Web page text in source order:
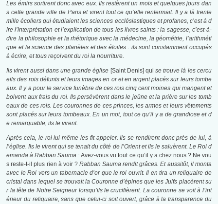
Les émirs sortirent donc avec eux. Ils restèrent un mois et quelques jours dan
s cette grande ville de Paris et virent tout ce qu’elle renfermait. Il y a là trente
mille écoliers qui étudiaient les sciences ecclésiastiques et profanes, c’est à d
ire l’interprétation et l’explication de tous les livres saints : la sagesse, c’est-à-
dire la philosophie et la rhétorique avec la médecine, la géométrie, l’arithméti
que et la science des planètes et des étoiles : ils sont constamment occupés
à écrire, et tous reçoivent du roi la nourriture.
Ils virent aussi dans une grande église [Saint Denis] qui se trouve là les cercu
eils des rois défunts et leurs images en or et en argent placés sur leurs tombe
aux. Il y a pour le service funèbre de ces rois cinq cent moines qui mangent et
boivent aux frais du roi. Ils persévèrent dans le jeûne et la prière sur les tomb
eaux de ces rois. Les couronnes de ces princes, les armes et leurs vêtements
sont placés sur leurs tombeaux. En un mot, tout ce qu’il y a de grandiose et d
e remarquable, ils le virent.
Après cela, le roi lui-même les fit appeler. Ils se rendirent donc près de lui, à
l’église. Ils le virent qui se tenait du côté de l’Orient et ils le saluèrent. Le Roi d
emanda à Rabban Sauma :Avez-vous vu tout ce qu’il y a chez nous ? Ne vou
s reste-t-il plus rien à voir ? Rabban Sauma rendit grâces. Et aussitôt, il monta
avec le Roi vers un tabernacle d’or que le roi ouvrit. Il en tira un reliquaire de
cristal dans lequel se trouvait la Couronne d’épines que les Juifs placèrent su
r la tête de Notre Seigneur lorsqu’ils le crucifièrent. La couronne se voit à l’int
érieur du reliquaire, sans que celui-ci soit ouvert, grâce à la transparence du